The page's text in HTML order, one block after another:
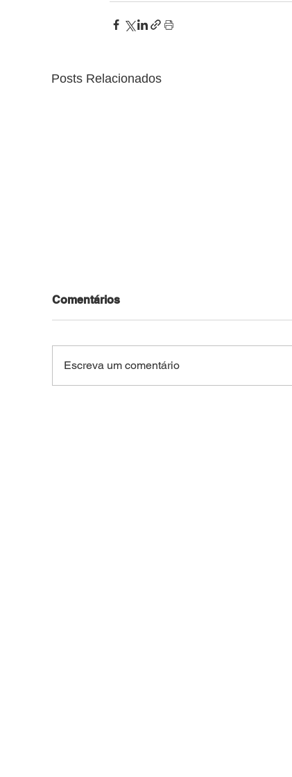
Posts Relacionados
Comentários
Escreva um comentário